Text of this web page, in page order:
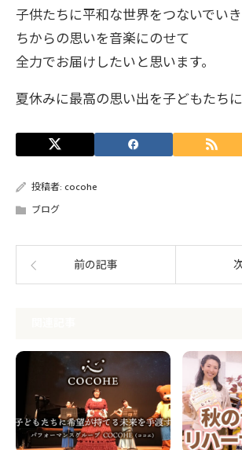
子供たちに平和な世界をつないでい
ちからの思いを音楽にのせて
全力でお届けしたいと思います。
夏休みに最高の思い出を子どもたちに
投稿者: cocohe
ブログ
前の記事